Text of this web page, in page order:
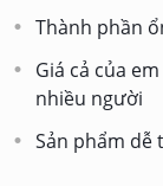
Thành phần
Giá cả của
nhiều người
Sản phẩm dễ